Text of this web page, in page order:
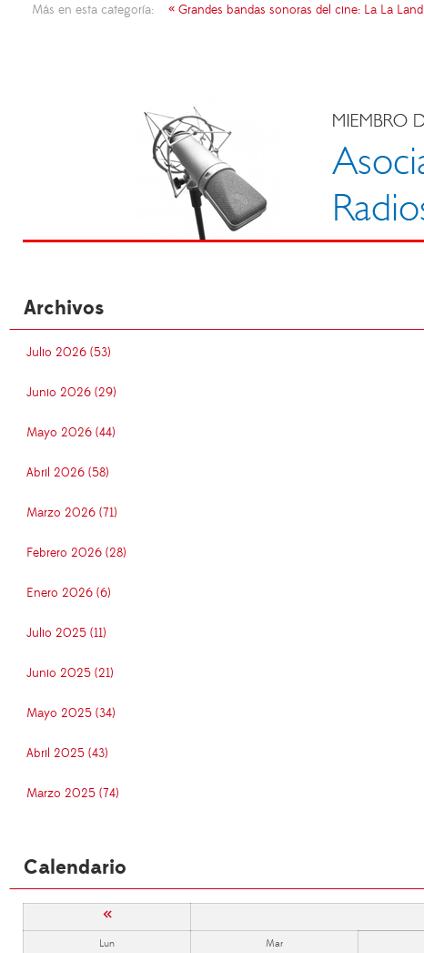
Más en esta categoría: « Grandes bandas sonoras del cine: La La Land
Archivos
Julio 2026 (53)
Junio 2026 (29)
Mayo 2026 (44)
Abril 2026 (58)
Marzo 2026 (71)
Febrero 2026 (28)
Enero 2026 (6)
Julio 2025 (11)
Junio 2025 (21)
Mayo 2025 (34)
Abril 2025 (43)
Marzo 2025 (74)
Calendario
«
Lun Mar